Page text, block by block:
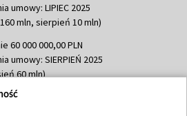
umowy: LIPIEC 2025
mln, sierpień 10 mln)
60 000 000,00 PLN
umowy: SIERPIEŃ 2025
60 mln)
635 783 051,21 PLN